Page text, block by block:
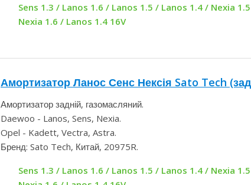
Sens 1.3 / Lanos 1.6 / Lanos 1.5 / Lanos 1.4 / Nexia 1.5 /
Амортизатор задній, газомасляний.
Daewoo - Lanos, Sens, Nexia.
Opel - Kadett, Vectra, Astra.